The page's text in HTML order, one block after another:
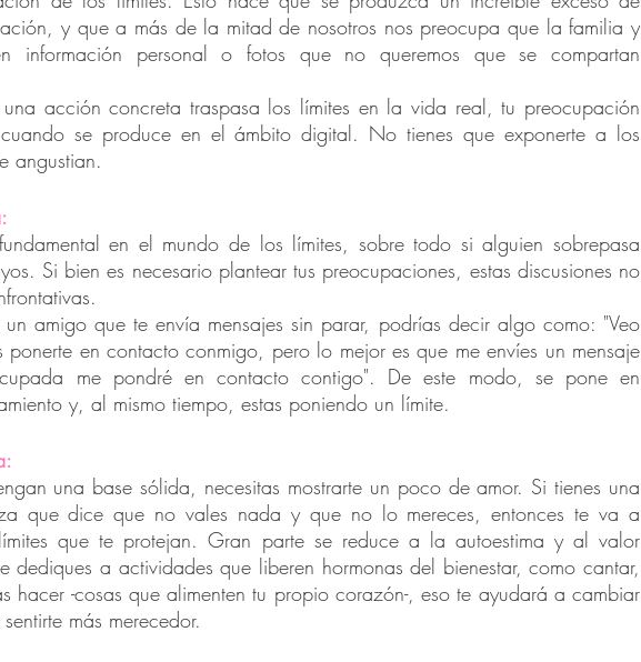
y que a más de la mitad de nosotros nos preocupa que la familia y
información personal o fotos que no queremos que se compartan
acción concreta traspasa los límites en la vida real, tu preocupación
se produce en el ámbito digital. No tienes que exponerte a los
angustian.
en el mundo de los límites, sobre todo si alguien sobrepasa
Si bien es necesario plantear tus preocupaciones, estas discusiones no
un amigo que te envía mensajes sin parar, podrías decir algo como: "Veo
ponerte en contacto conmigo, pero lo mejor es que me envíes un mensaje
me pondré en contacto contigo". De este modo, se pone en
y, al mismo tiempo, estas poniendo un límite.
una base sólida, necesitas mostrarte un poco de amor. Si tienes una
que dice que no vales nada y que no lo mereces, entonces te va a
que te protejan. Gran parte se reduce a la autoestima y al valor
dediques a actividades que liberen hormonas del bienestar, como cantar,
hacer -cosas que alimenten tu propio corazón-, eso te ayudará a cambiar
más merecedor.